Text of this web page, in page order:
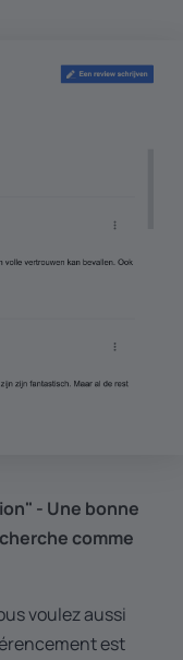
- Une bonne
comme
voulez aussi
est